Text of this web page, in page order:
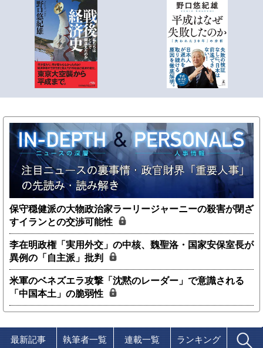
保守穏健派の大物政治家ラーリージャーニーの殺害が閉ざ
すイランとの交渉可能性
李在明政権「実用外交」の中核、魏聖洛・国家安保室長が
異例の「自主派」批判
米軍のベネズエラ攻撃「沈黙のレーダー」で意識される
「中国本土」の脆弱性
最新記事 執筆者一覧 連載一覧 ランキング